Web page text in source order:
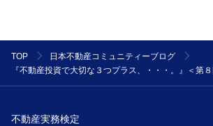
TOP
日本不動産コミュニティーブログ
『不動産投資で大切な３つプラス、・・・。』＜第８
不動産実務検定